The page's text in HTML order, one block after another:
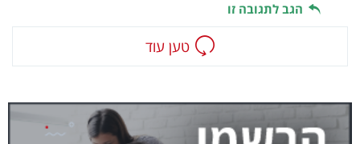
הגב לתגובה זו
טען עוד